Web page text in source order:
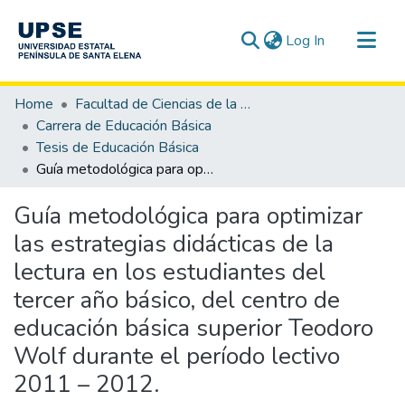
Log In (current)
Communities & Collections
All of DSpace
Statistics
Home
Facultad de Ciencias de la Educación e Idiomas
Carrera de Educación Básica
Tesis de Educación Básica
Guía metodológica para optimizar las estrategias didácticas de la lectura en los estudiantes del tercer año básico, del centro de educación básica superior Teodoro Wolf durante el período lectivo 2011 – 2012.
Guía metodológica para optimizar
las estrategias didácticas de la
lectura en los estudiantes del
tercer año básico, del centro de
educación básica superior Teodoro
Wolf durante el período lectivo
2011 – 2012.